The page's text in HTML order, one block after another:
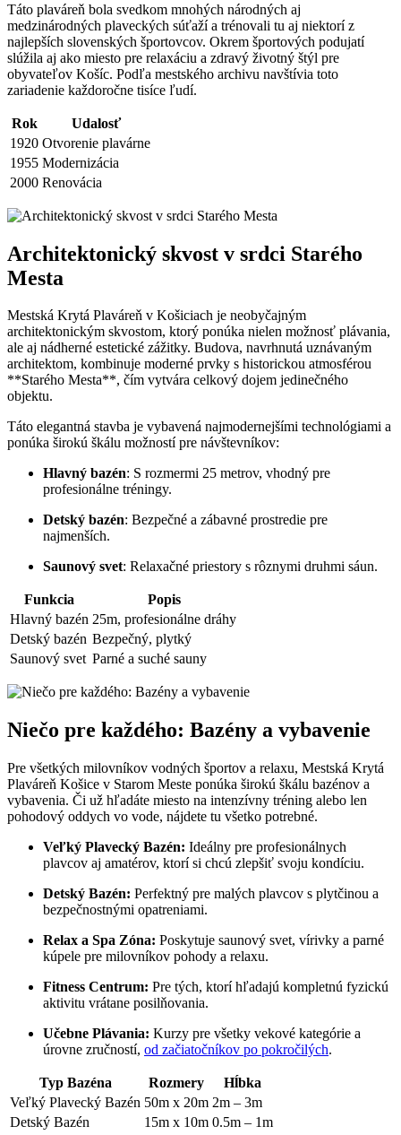
Táto plaváreň bola svedkom mnohých národných aj
medzinárodných plaveckých súťaží a trénovali tu aj niektorí z
najlepších slovenských športovcov. Okrem športových podujatí
slúžila aj ako miesto pre relaxáciu a zdravý životný štýl pre
obyvateľov Košíc. Podľa mestského archivu navštívia toto
zariadenie každoročne tisíce ľudí.
Rok
Udalosť
1920 Otvorenie plavárne
1955 Modernizácia
2000 Renovácia
Architektonický skvost v srdci Starého
Mesta
Mestská Krytá Plaváreň v Košiciach je neobyčajným
architektonickým skvostom, ktorý ponúka nielen možnosť plávania,
ale aj nádherné estetické zážitky. Budova, navrhnutá uznávaným
architektom, kombinuje moderné prvky s historickou atmosférou
**Starého Mesta**, čím vytvára celkový dojem jedinečného
objektu.
Táto elegantná stavba je vybavená najmodernejšími technológiami a
ponúka širokú škálu možností pre návštevníkov:
Hlavný bazén: S rozmermi 25 metrov, vhodný pre
profesionálne tréningy.
Detský bazén: Bezpečné a zábavné prostredie pre
najmenších.
Saunový svet: Relaxačné priestory s rôznymi druhmi sáun.
Funkcia
Popis
Hlavný bazén 25m, profesionálne dráhy
Detský bazén Bezpečný, plytký
Saunový svet Parné a suché sauny
Niečo pre každého: Bazény a vybavenie
Pre všetkých milovníkov vodných športov a relaxu, Mestská Krytá
Plaváreň Košice v Starom Meste ponúka širokú škálu bazénov a
vybavenia. Či už hľadáte miesto na intenzívny tréning alebo len
pohodový oddych vo vode, nájdete tu všetko potrebné.
Veľký Plavecký Bazén: Ideálny pre profesionálnych
plavcov aj amatérov, ktorí si chcú zlepšiť svoju kondíciu.
Detský Bazén: Perfektný pre malých plavcov s plytčinou a
bezpečnostnými opatreniami.
Relax a Spa Zóna: Poskytuje saunový svet, vírivky a parné
kúpele pre milovníkov pohody a relaxu.
Fitness Centrum: Pre tých, ktorí hľadajú kompletnú fyzickú
aktivitu vrátane posilňovania.
Učebne Plávania: Kurzy pre všetky vekové kategórie a
úrovne zručností, od začiatočníkov po pokročilých.
Typ Bazéna Rozmery
Hĺbka
Veľký Plavecký Bazén 50m x 20m 2m – 3m
Detský Bazén
15m x 10m 0.5m – 1m